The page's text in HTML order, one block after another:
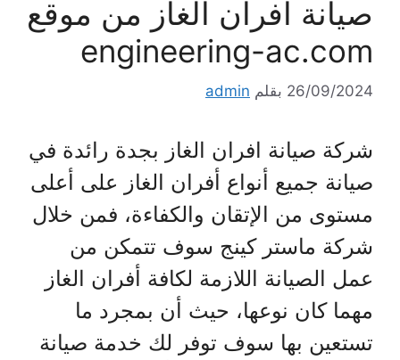
صيانة افران الغاز من موقع
engineering-ac.com
26/09/2024 بقلم admin
شركة صيانة افران الغاز بجدة رائدة في
صيانة جميع أنواع أفران الغاز على أعلى
مستوى من الإتقان والكفاءة، فمن خلال
شركة ماستر كينج سوف تتمكن من
عمل الصيانة اللازمة لكافة أفران الغاز
مهما كان نوعها، حيث أن بمجرد ما
تستعين بها سوف توفر لك خدمة صيانة